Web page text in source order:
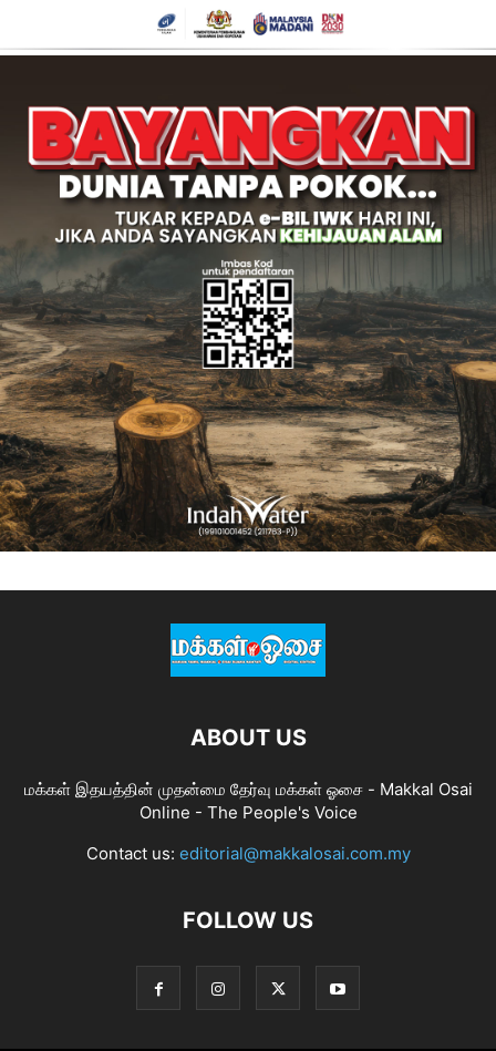
ABOUT US
மக்கள் இதயத்தின் முதன்மை தேர்வு மக்கள் ஓசை - Makkal Osai
Online - The People's Voice
Contact us: editorial@makkalosai.com.my
FOLLOW US